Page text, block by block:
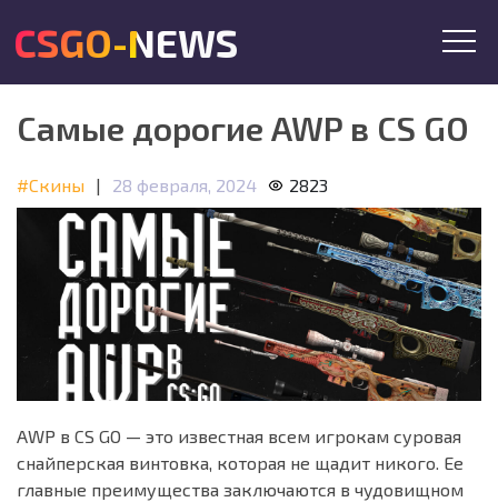
CSGO-NEWS
Самые дорогие AWP в CS GO
#Скины | 28 февраля, 2024 2823
AWP в CS GO — это известная всем игрокам суровая
снайперская винтовка, которая не щадит никого. Ее
главные преимущества заключаются в чудовищном